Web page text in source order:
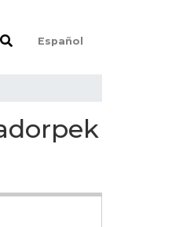
Español